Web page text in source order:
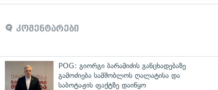
კომენტარები
POG: გიორგი ბარამიძის განცხადებაზე
გამოძიება სამშობლოს ღალატისა და
საბოტაჟის ფაქტზე დაიწყო